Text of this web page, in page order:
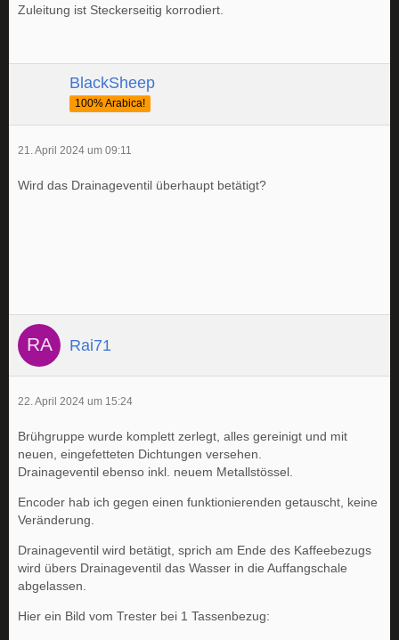
Zuleitung ist Steckerseitig korrodiert.
BlackSheep
100% Arabica!
21. April 2024 um 09:11
Wird das Drainageventil überhaupt betätigt?
Rai71
22. April 2024 um 15:24
Brühgruppe wurde komplett zerlegt, alles gereinigt und mit
neuen, eingefetteten Dichtungen versehen.
Drainageventil ebenso inkl. neuem Metallstössel.
Encoder hab ich gegen einen funktionierenden getauscht, keine
Veränderung.
Drainageventil wird betätigt, sprich am Ende des Kaffeebezugs
wird übers Drainageventil das Wasser in die Auffangschale
abgelassen.
Hier ein Bild vom Trester bei 1 Tassenbezug: